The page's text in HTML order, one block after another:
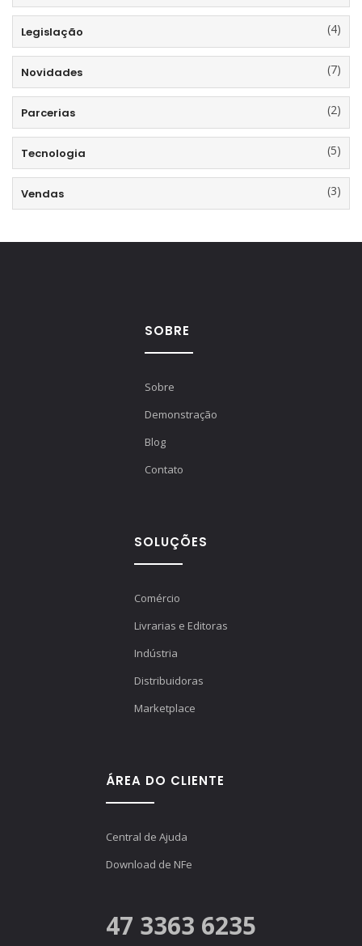
Legislação (4)
Novidades (7)
Parcerias (2)
Tecnologia (5)
Vendas (3)
SOBRE
Sobre
Demonstração
Blog
Contato
SOLUÇÕES
Comércio
Livrarias e Editoras
Indústria
Distribuidoras
Marketplace
ÁREA DO CLIENTE
Central de Ajuda
Download de NFe
47 3363 6235